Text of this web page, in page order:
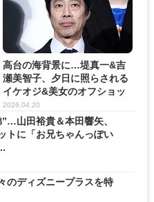
高台の海背景に…堤真一&吉
瀬美智子、夕日に照らされる
イケオジ&美女のオフショッ
ト...
2026.04.20
山田裕貴＆本田響矢、
トに「お兄ちゃんっぽい
のディズニープラスを特